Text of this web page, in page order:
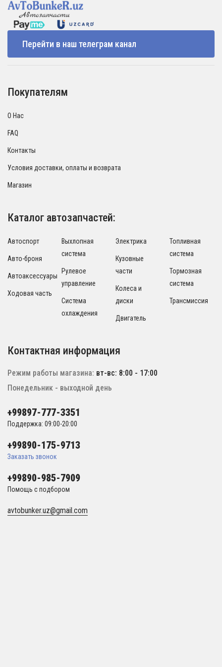
Перейти в наш телеграм канал
Покупателям
О Нас
FAQ
Контакты
Условия доставки, оплаты и возврата
Магазин
Каталог автозапчастей:
Автоспорт
Авто-броня
Автоаксессуары
Ходовая часть
Выхлопная
система
Рулевое
управление
Система
охлаждения
Электрика
Кузовные
части
Колеса и
диски
Двигатель
Топливная
система
Тормозная
система
Трансмиссия
Контактная информация
Режим работы магазина: вт-вс: 8:00 - 17:00
Понедельник - выходной день
+99897-777-3351
Поддержка: 09:00-20:00
+99890-175-9713
Заказать звонок
+99890-985-7909
Помощь с подбором
avtobunker.uz@gmail.com